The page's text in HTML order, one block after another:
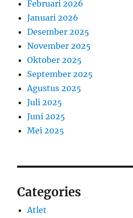
Februari 2026
Januari 2026
Desember 2025
November 2025
Oktober 2025
September 2025
Agustus 2025
Juli 2025
Juni 2025
Mei 2025
Categories
Atlet